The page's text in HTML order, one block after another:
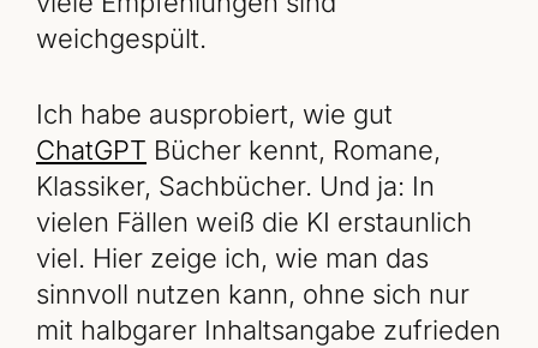
weichgespült.
Ich habe ausprobiert, wie gut
ChatGPT Bücher kennt, Romane,
Klassiker, Sachbücher. Und ja: In
vielen Fällen weiß die KI erstaunlich
viel. Hier zeige ich, wie man das
sinnvoll nutzen kann, ohne sich nur
mit halbgarer Inhaltsangabe zufrieden